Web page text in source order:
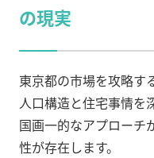
の現実
東京都の市場を攻略す
人口構造と住宅事情を
国画一的なアプローチ
性が存在します。